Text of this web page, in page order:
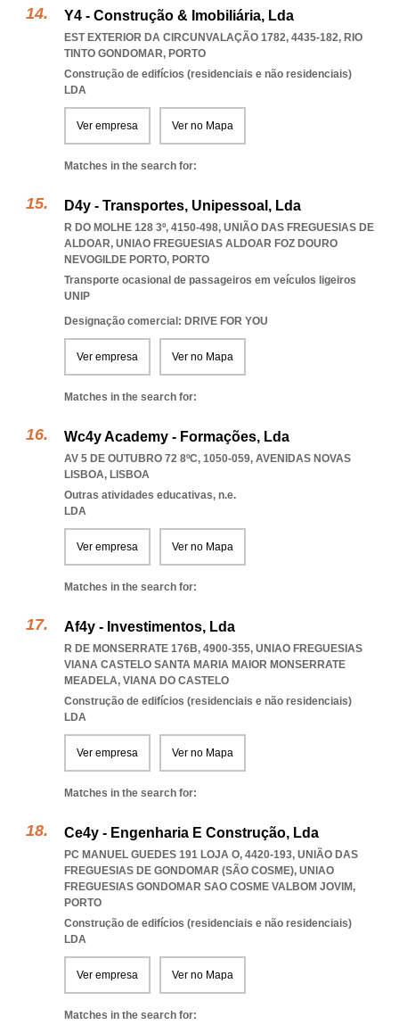
Y4 - Construção & Imobiliária, Lda
EST EXTERIOR DA CIRCUNVALAÇÃO 1782, 4435-182, RIO
TINTO GONDOMAR, PORTO
Construção de edifícios (residenciais e não residenciais)
LDA
Ver empresa Ver no Mapa
Matches in the search for:
D4y - Transportes, Unipessoal, Lda
R DO MOLHE 128 3º, 4150-498, UNIÃO DAS FREGUESIAS DE
ALDOAR, UNIAO FREGUESIAS ALDOAR FOZ DOURO
NEVOGILDE PORTO, PORTO
Transporte ocasional de passageiros em veículos ligeiros
UNIP
Designação comercial: DRIVE FOR YOU
Ver empresa Ver no Mapa
Matches in the search for:
Wc4y Academy - Formações, Lda
AV 5 DE OUTUBRO 72 8ºC, 1050-059, AVENIDAS NOVAS
LISBOA, LISBOA
Outras atividades educativas, n.e.
LDA
Ver empresa Ver no Mapa
Matches in the search for:
Af4y - Investimentos, Lda
R DE MONSERRATE 176B, 4900-355, UNIAO FREGUESIAS
VIANA CASTELO SANTA MARIA MAIOR MONSERRATE
MEADELA, VIANA DO CASTELO
Construção de edifícios (residenciais e não residenciais)
LDA
Ver empresa Ver no Mapa
Matches in the search for:
Ce4y - Engenharia E Construção, Lda
PC MANUEL GUEDES 191 LOJA O, 4420-193, UNIÃO DAS
FREGUESIAS DE GONDOMAR (SÃO COSME), UNIAO
FREGUESIAS GONDOMAR SAO COSME VALBOM JOVIM,
PORTO
Construção de edifícios (residenciais e não residenciais)
LDA
Ver empresa Ver no Mapa
Matches in the search for: